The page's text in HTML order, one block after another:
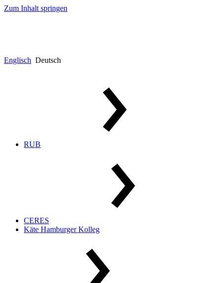
Zum Inhalt springen
Englisch Deutsch
RUB
CERES
Käte Hamburger Kolleg